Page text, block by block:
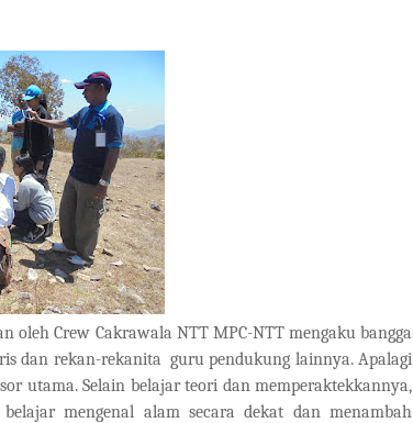
oleh Crew Cakrawala NTT MPC-NTT mengaku bangga
dan rekan-rekanita guru pendukung lainnya. Apalagi
utama. Selain belajar teori dan memperaktekkannya,
mengenal alam secara dekat dan menambah